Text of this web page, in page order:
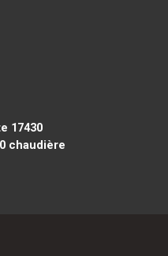
17430
chaudière